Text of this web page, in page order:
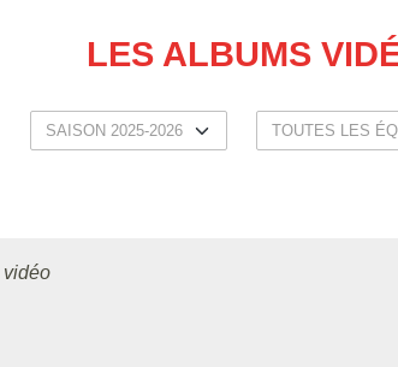
LES ALBUMS
vidéo